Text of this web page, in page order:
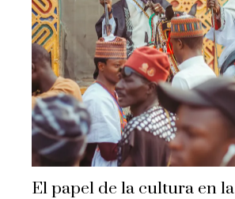
El papel de la cultura en la